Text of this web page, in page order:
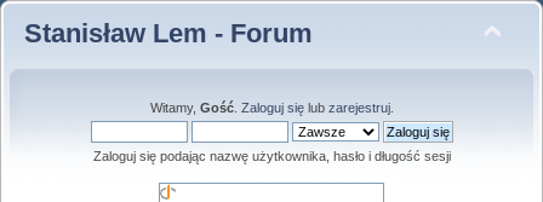
Stanisław Lem - Forum
Witamy, Gość. Zaloguj sięlub zarejestruj.
Zaloguj się podając nazwę użytkownika, hasło i długość sesji